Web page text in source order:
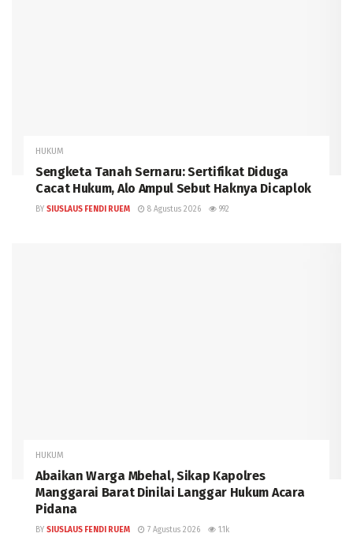
HUKUM
Sengketa Tanah Sernaru: Sertifikat Diduga
Cacat Hukum, Alo Ampul Sebut Haknya Dicaplok
BY SIUSLAUS FENDI RUEM 8 Agustus 2026 992
HUKUM
Abaikan Warga Mbehal, Sikap Kapolres
Manggarai Barat Dinilai Langgar Hukum Acara
Pidana
BY SIUSLAUS FENDI RUEM 7 Agustus 2026 1.1k